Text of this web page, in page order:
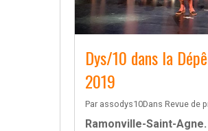
Dys/10 dans la
2019
Par assodys10Dans Revue de
Ramonville-Saint-